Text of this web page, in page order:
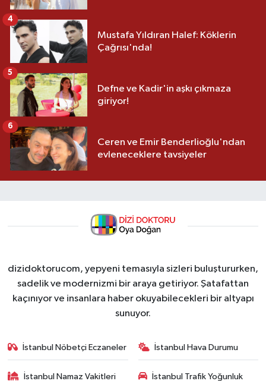
Mustafa Yıldıran Halef: Köklerin
Çağrısı'nda!
4
Defne ve Kadir'in aşkı çıkmaza
giriyor!
5
Ceren ve Emir Benderlioğlu'ndan
evleneceklere tavsiyeler
6
dizidoktorucom, yepyeni temasıyla sizleri buluştururken,
sadelik ve modernizmi bir araya getiriyor. Şatafattan
kaçınıyor ve insanlara haber okuyabilecekleri bir altyapı
sunuyor.
İstanbul Nöbetçi Eczaneler İstanbul Hava Durumu
İstanbul Namaz Vakitleri
İstanbul Trafik Yoğunluk